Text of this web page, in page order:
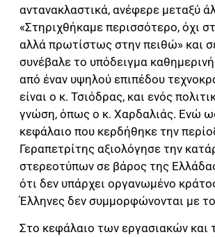
αντανακλαστικά, ανέφερε μεταξύ
«Στηριχθήκαμε περισσότερο, όχι
αλλά πρωτίστως στην πειθώ» και
συνέβαλε το υπόδειγμα
από έναν υψηλού επιπέδου
είναι ο κ. Τσιόδρας, και ενός
γνώση, όπως ο κ. Χαρδαλιάς. Ενώ
κεφάλαιο που κερδήθηκε την
Γεραπετρίτης αξιολόγησε την
στερεοτύπων σε βάρος της
ότι δεν υπάρχει οργανωμένο
Έλληνες δεν συμμορφώνονται με
Στο κεφάλαιο των εργασιακών και